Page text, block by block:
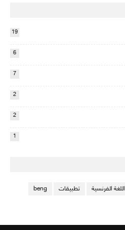
19
6
7
2
2
1
اللغة الفرنسية تطبيقات beng